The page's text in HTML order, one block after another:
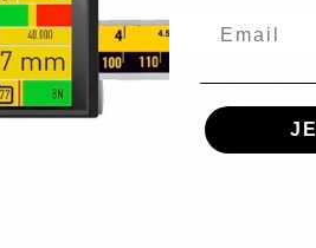
geschützt und es gelten die
Nutzungsbedingungen
Datenschutz